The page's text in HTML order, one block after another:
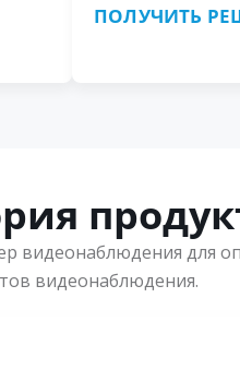
ПОЛУЧИТЬ
видеонаблюдения для
видеонаблюдения.